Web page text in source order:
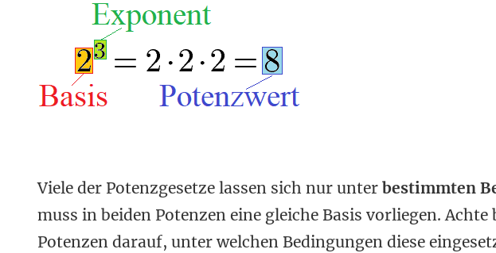
Viele der Potenzgesetze lassen sich nur unter bestimmten
muss in beiden Potenzen eine gleiche Basis vorliegen.
Potenzen darauf, unter welchen Bedingungen diese